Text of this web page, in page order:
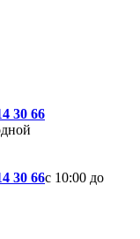
30 66
30 66с 10:00 до